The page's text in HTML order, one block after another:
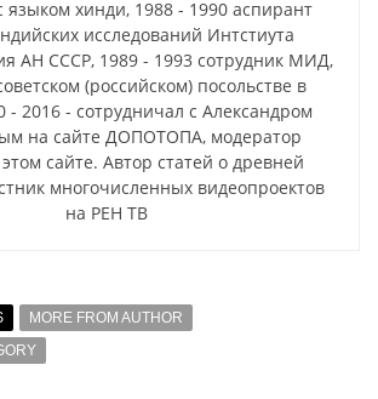
хинди, 1988 - 1990 аспирант
исследований Интстиута
АН СССР, 1989 - 1993 сотрудник МИД,
(российском) посольстве в
- 2016 - сотрудничал с Александром
на сайте ДОПОТОПА, модератор
сайте. Автор статей о древней
многочисленных видеопроектов
на РЕН ТВ
MORE FROM AUTHOR